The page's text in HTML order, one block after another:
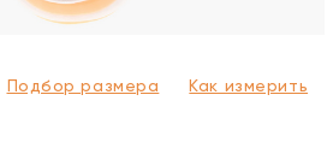
Подбор размера Как измерить